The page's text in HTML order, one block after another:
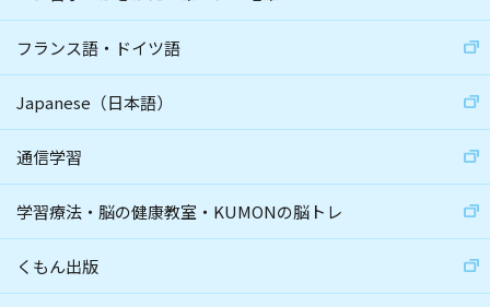
フランス語・ドイツ語
Japanese（日本語）
通信学習
学習療法・脳の健康教室・KUMONの脳トレ
くもん出版